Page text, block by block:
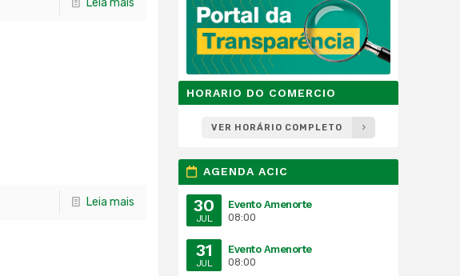
Leia mais
Leia mais
HORARIO DO COMERCIO
VER HORÁRIO COMPLETO
AGENDA ACIC
30
JUL
Evento Amenorte
08:00
31
JUL
Evento Amenorte
08:00